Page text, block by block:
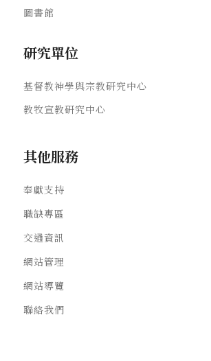
圖書館
研究單位
基督教神學與宗教研究中心
教牧宣教研究中心
其他服務
奉獻支持
職缺專區
交通資訊
網站管理
網站導覽
聯絡我們